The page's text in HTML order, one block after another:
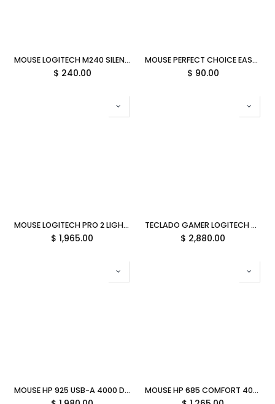
MOUSE LOGITECH M240 SILENT OPTICO BLUETOOTH 4000DPI NEGRO 910-007113 12M DE GARANTIA
$ 240.00
MOUSE PERFECT CHOICE EASY LINE OPTICO 1000 DPI ALAMBRICO NEGRO EL-993377 12M DE GARANTIA
$ 90.00
MOUSE LOGITECH PRO 2 LIGHTSPEED INALAMBRICO NEGRO 910-007294 12M DE GARANTIA
$ 1,965.00
TECLADO GAMER LOGITECH PRO X TKL LIGHTSYNC RGB NEGRO 920-012127 12M DE GARANTIA
$ 2,880.00
MOUSE HP 925 USB-A 4000 DPI INALAMBRICO BLUETOOTH ERGONOMICO VERTICAL NEGRO 6H1A5AA GARANTIA CON FABRICANTE MOUSE HP 685 COMFORT 4000 DPI INALAMBRICO BLUETOOTH NEGRO 8T6M0UT GARANTIA CON FABRICANTE